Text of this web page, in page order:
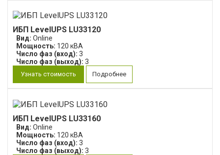
ИБП LevelUPS LU33120
Вид: Online
Мощность: 120 кВА
Число фаз (вход): 3
Число фаз (выход): 3
Узнать стоимость Подробнее
ИБП LevelUPS LU33160
Вид: Online
Мощность: 120 кВА
Число фаз (вход): 3
Число фаз (выход): 3